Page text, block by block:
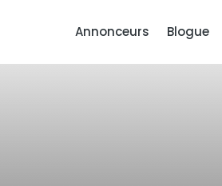
Annonceurs Blogue